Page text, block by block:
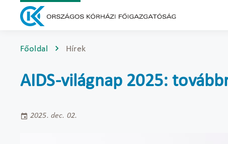
Főoldal Hírek
AIDS-világnap 2025:
2025. dec. 02.